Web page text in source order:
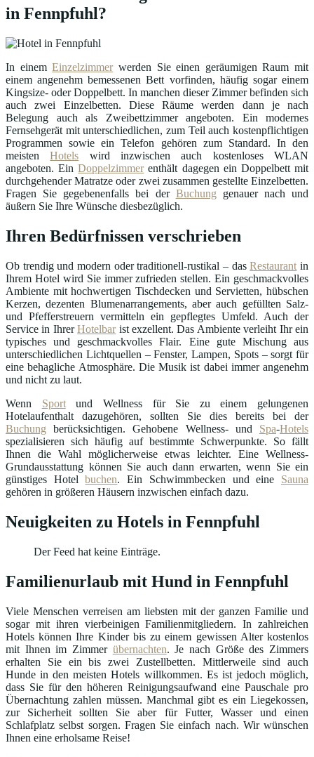
in Fennpfuhl?
In einemEinzelzimmerwerden Sie einen geräumigen Raum mit
einem angenehm bemessenen Bett vorfinden, häufig sogar einem
Kingsize- oder Doppelbett. In manchen dieser Zimmer befinden sich
auch zwei Einzelbetten. Diese Räume werden dann je nach
Belegung auch als Zweibettzimmer angeboten. Ein modernes
Fernsehgerät mit unterschiedlichen, zum Teil auch kostenpflichtigen
Programmen sowie ein Telefon gehören zum Standard. In den
meistenHotels wird inzwischen auch kostenloses WLAN
angeboten. EinDoppelzimmerenthält dagegen ein Doppelbett mit
durchgehender Matratze oder zwei zusammen gestellte Einzelbetten.
Fragen Sie gegebenenfalls bei der Buchung genauer nach und
äußern Sie Ihre Wünsche diesbezüglich.
Ihren Bedürfnissen verschrieben
Ob trendig und modern oder traditionell-rustikal – dasRestaurant in
Ihrem Hotel wird Sie immer zufrieden stellen. Ein geschmackvolles
Ambiente mit hochwertigen Tischdecken und Servietten, hübschen
Kerzen, dezenten Blumenarrangements, aber auch gefüllten Salz-
und Pfefferstreuern vermitteln ein gepflegtes Umfeld. Auch der
Service in IhrerHotelbarist exzellent. Das Ambiente verleiht Ihr ein
typisches und geschmackvolles Flair. Eine gute Mischung aus
unterschiedlichen Lichtquellen – Fenster, Lampen, Spots – sorgt für
eine behagliche Atmosphäre. Die Musik ist dabei immer angenehm
und nicht zu laut.
Wenn Sportund Wellness für Sie zu einem gelungenen
Hotelaufenthalt dazugehören, sollten Sie dies bereits bei der
Buchung berücksichtigen. Gehobene Wellness- und Spa-Hotels
spezialisieren sich häufig auf bestimmte Schwerpunkte. So fällt
Ihnen die Wahl möglicherweise etwas leichter. Eine Wellness-
Grundausstattung können Sie auch dann erwarten, wenn Sie ein
günstiges Hotelbuchen. Ein Schwimmbecken und eine Sauna
gehören in größeren Häusern inzwischen einfach dazu.
Neuigkeiten zu Hotels in Fennpfuhl
Der Feed hat keine Einträge.
Familienurlaub mit Hund in Fennpfuhl
Viele Menschen verreisen am liebsten mit der ganzen Familie und
sogar mit ihren vierbeinigen Familienmitgliedern. In zahlreichen
Hotels können Ihre Kinder bis zu einem gewissen Alter kostenlos
mit Ihnen im Zimmer übernachten. Je nach Größe des Zimmers
erhalten Sie ein bis zwei Zustellbetten. Mittlerweile sind auch
Hunde in den meisten Hotels willkommen. Es ist jedoch möglich,
dass Sie für den höheren Reinigungsaufwand eine Pauschale pro
Übernachtung zahlen müssen. Manchmal gibt es ein Liegekossen,
zur Sicherheit sollten Sie aber für Futter, Wasser und einen
Schlafplatz selbst sorgen. Fragen Sie einfach nach. Wir wünschen
Ihnen eine erholsame Reise!